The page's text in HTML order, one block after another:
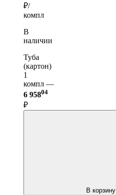
₽/
компл
В
наличии
Туба
(картон)
1
компл —
6 95804
₽
В корзину